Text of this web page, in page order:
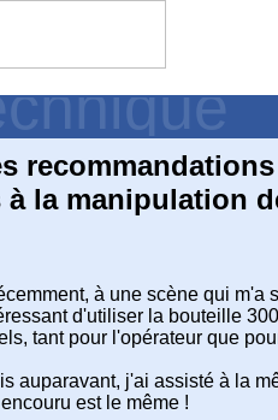
recommandations
à la manipulation
à une scène qui m'a
d'utiliser la bouteille
tant pour l'opérateur que
auparavant, j'ai assisté à la
est le même !